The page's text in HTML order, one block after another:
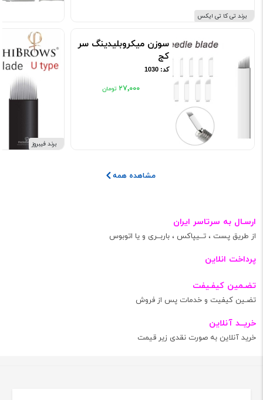
برند تی کا تی ایکس
سوزن میکروبلیدینگ سر
کج
کد: 1030
۲۷٬۰۰۰
برند فیبروز
مشاهده همه
ارسـال به سرتاسر ایران
از طریق پست ، تــیپاکس ، باربــری و یا اتوبوس
پرداخت انلاین
تضـمین کیفـیفت
تضـین کیفیت و خدمات پس از فروش
خریــد آنلاین
خرید آنلاین به صورت نقدی زیر قیمت